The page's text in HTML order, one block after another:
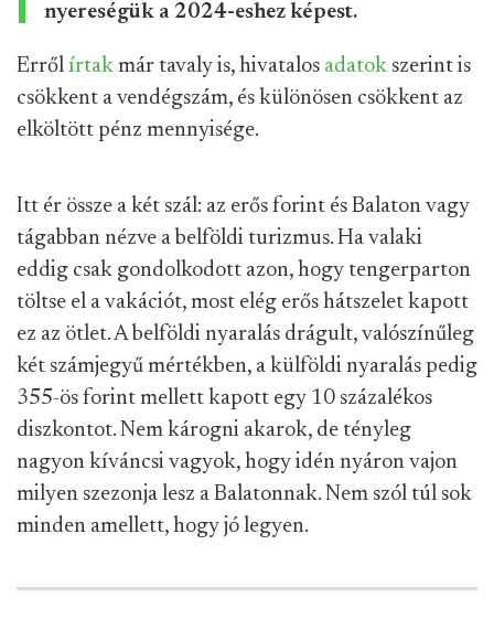
nyereségük a 2024-eshez képest.
Erről írtak már tavaly is, hivatalos adatok szerint is
csökkent a vendégszám, és különösen csökkent az
elköltött pénz mennyisége.
Itt ér össze a két szál: az erős forint és Balaton vagy
tágabban nézve a belföldi turizmus. Ha valaki
eddig csak gondolkodott azon, hogy tengerparton
töltse el a vakációt, most elég erős hátszelet kapott
ez az ötlet. A belföldi nyaralás drágult, valószínűleg
két számjegyű mértékben, a külföldi nyaralás pedig
355-ös forint mellett kapott egy 10 százalékos
diszkontot. Nem károgni akarok, de tényleg
nagyon kíváncsi vagyok, hogy idén nyáron vajon
milyen szezonja lesz a Balatonnak. Nem szól túl sok
minden amellett, hogy jó legyen.